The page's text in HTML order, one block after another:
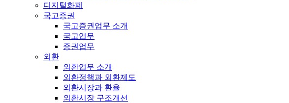
디지털화폐
국고증권
국고증권업무 소개
국고업무
증권업무
외환
외환업무 소개
외환정책과 외환제도
외환시장과 환율
외환시장 구조개선